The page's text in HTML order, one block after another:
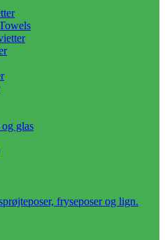
glas
fryseposer og lign.